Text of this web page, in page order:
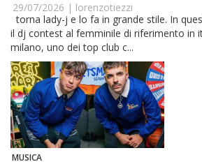
29/07/2026 | lorenzotiezzi
torna lady-j e lo fa in grande stile. In questa calda estate 2026,
il dj contest al femminile di riferimento in
milano, uno dei top club c...
MUSICA